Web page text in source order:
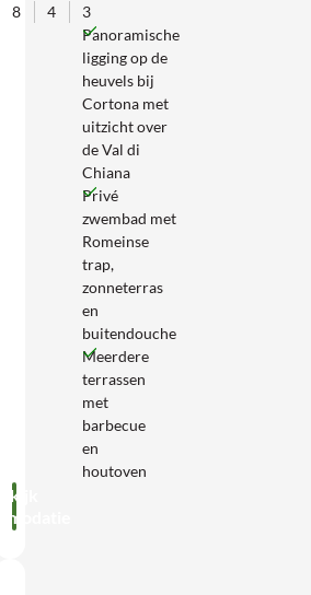
8
4
3
Panoramische
ligging op de
heuvels bij
Cortona met
uitzicht over
de Val di
Chiana
Privé
zwembad met
Romeinse
trap,
zonneterras
en
buitendouche
Meerdere
terrassen
met
barbecue
en
houtoven
Bekijk